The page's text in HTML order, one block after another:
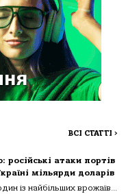
ВСІ СТАТТІ >
російські атаки портів
мільярди доларів
із найбільших врожаїв...